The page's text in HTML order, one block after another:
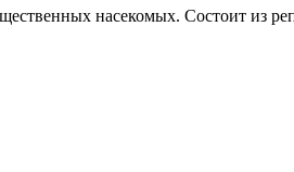
насекомых. Состоит из